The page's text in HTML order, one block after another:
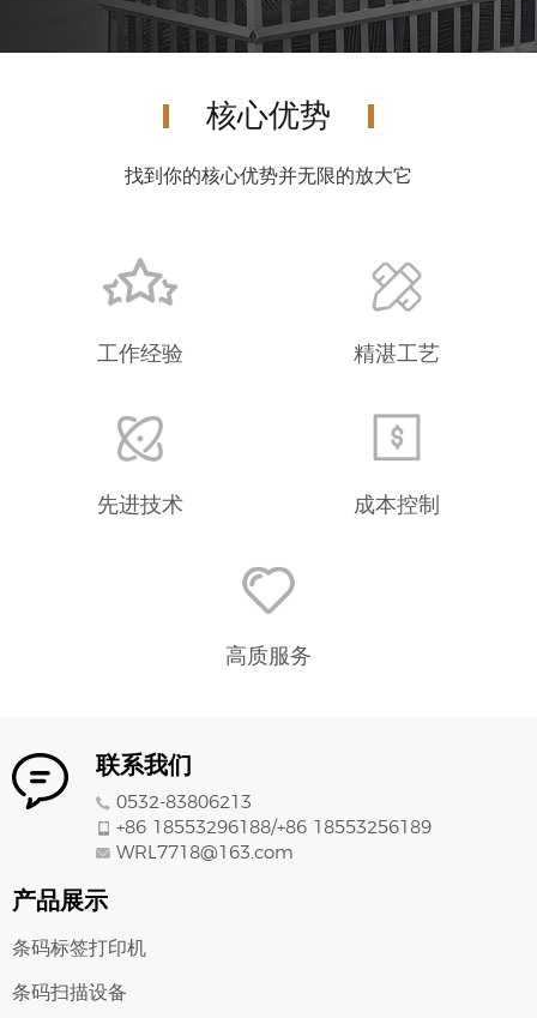
核心优势
找到你的核心优势并无限的放大它
工作经验 精湛工艺
先进技术 成本控制
高质服务
联系我们
0532-83806213
+86 18553296188/+86
18553256189
WRL7718@163.com
产品展示
条码标签打印机
条码扫描设备